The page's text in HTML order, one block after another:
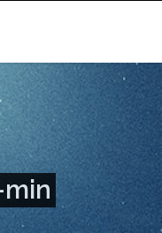
min